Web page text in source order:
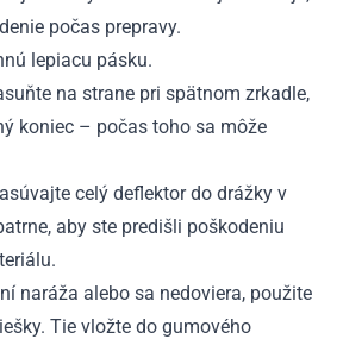
počas prepravy.
lepiacu pásku.
na strane pri spätnom zrkadle,
koniec – počas toho sa môže
celý deflektor do drážky v
aby ste predišli poškodeniu
naráža alebo sa nedoviera, použite
Tie vložte do gumového